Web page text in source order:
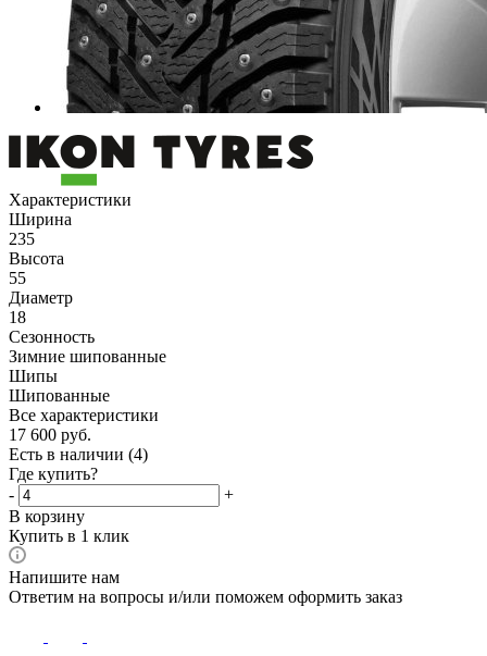
Характеристики
Ширина
235
Высота
55
Диаметр
18
Сезонность
Зимние шипованные
Шипы
Шипованные
Все характеристики
17 600 руб.
Есть в наличии (4)
Где купить?
-
+
В корзину
Купить в 1 клик
Напишите нам
Ответим на вопросы и/или поможем оформить заказ